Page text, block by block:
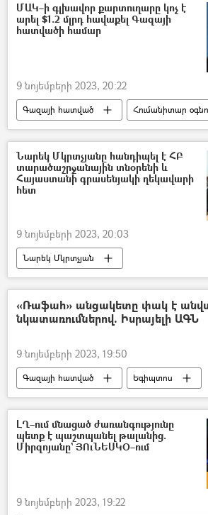
ՄԱԿ–ի գլխավոր քարտուղարը կոչ է
արել $1.2 մլրդ հավաքել Գազայի
հատվածի համար
9 նոյեմբերի 2023, 20:22
Գազայի հատված
Հումանիտար
Անտոնիո Գուտերեշ
ՀԱՄԱՍ
Պաղեստին
Իսրայել
Նարեկ Մկրտչյանը հանդիպել է ՀԲ
տարածաշրջանային տնօրենի և
Հայաստանի գրասենյակի ղեկավարի
հետ
9 նոյեմբերի 2023, 20:03
Նարեկ Մկրտչյան
Համաշխարհային բանկ (ՀԲ)
Արցախ
Լեռնային Ղարաբաղ
«Ռաֆահ» անցակետը փակ է
նկատառումներով. Իսրայելի ԱԳՆ
9 նոյեմբերի 2023, 19:50
Գազայի հատված
Եգիպտոս
անցակետ
ԼՂ–ում մնացած ժառանգությունը
պետք է պաշտպանել թալանից.
Միրզոյանը` ՅՈւՆԵՍԿՕ–ում
9 նոյեմբերի 2023, 19:22